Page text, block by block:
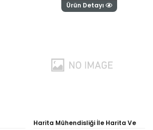
Ürün Detayı
Harita Mühendisliği İle Harita Ve